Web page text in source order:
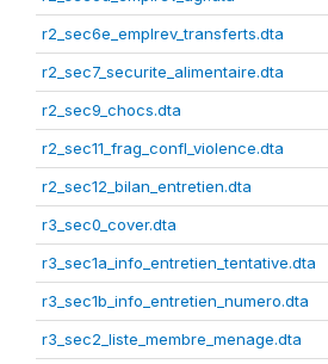
r2_sec6e_emplrev_transferts.dta
r2_sec7_securite_alimentaire.dta
r2_sec9_chocs.dta
r2_sec11_frag_confl_violence.dta
r2_sec12_bilan_entretien.dta
r3_sec0_cover.dta
r3_sec1a_info_entretien_tentative.dta
r3_sec1b_info_entretien_numero.dta
r3_sec2_liste_membre_menage.dta